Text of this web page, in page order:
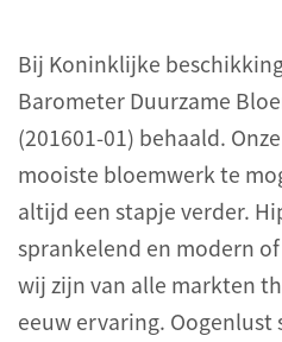
Bij Koninklijke
Barometer Duurzame
(201601-01) behaald.
mooiste bloemwerk te
altijd een stapje verder.
sprankelend en modern
wij zijn van alle markten
eeuw ervaring. Oogenlust